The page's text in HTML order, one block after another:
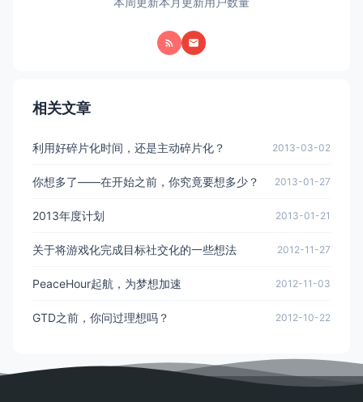
相关文章
利用好碎片化时间，还是主动碎片化？ 2013-03-02
你想多了——在开始之前，你究竟要想多少？ 2013-01-27
2013年度计划 2013-01-21
关于将游戏化完成目标社交化的一些想法 2012-11-27
PeaceHour起航，为梦想加速 2012-11-03
GTD之前，你问过理想吗？ 2012-10-22